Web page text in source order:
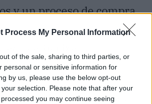
Process My Personal Information
of the sale, sharing to third parties, or
personal or sensitive information for
by us, please use the below opt-out
selection. Please note that after your
you may continue seeing
y un proceso de compra
costos desde el principio. El
el precio de cada
como un bordado extra o una
eliminando sorpresas